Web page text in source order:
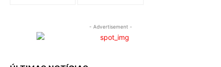
- Advertisement -